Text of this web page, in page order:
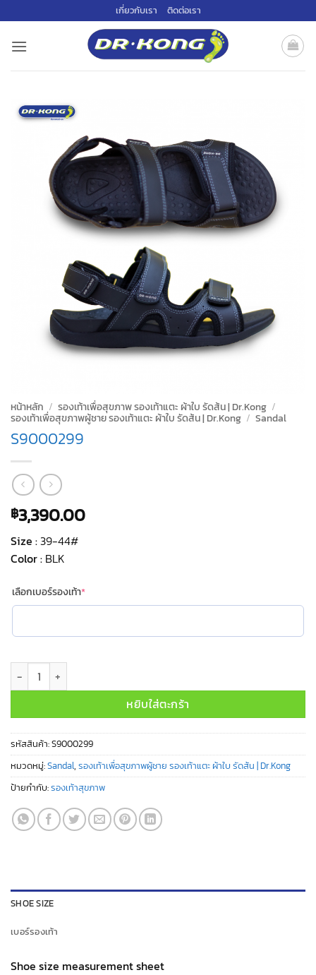
ไป
เกี่ยวกับเรา ติดต่อเรา
หน้าหลัก / รองเท้าเพื่อสุขภาพ รองเท้าแตะ ผ้าใบ รัดส้น | Dr.Kong /
รองเท้าเพื่อสุขภาพผู้ชาย รองเท้าแตะ ผ้าใบ รัดส้น | Dr.Kong / Sandal
S9000299
฿3,390.00
Size :39-44#
Color : BLK
เลือกเบอร์รองเท้า*(required)
จำนวน S9000299 ชิ้น
หยิบใส่ตะกร้า
รหัสสินค้า:S9000299
หมวดหมู่:Sandal, รองเท้าเพื่อสุขภาพผู้ชาย รองเท้าแตะ ผ้าใบ รัดส้น | Dr.Kong
ป้ายกำกับ:รองเท้าสุขภาพ
SHOE SIZE
เบอร์รองเท้า
Shoe size measurement sheet